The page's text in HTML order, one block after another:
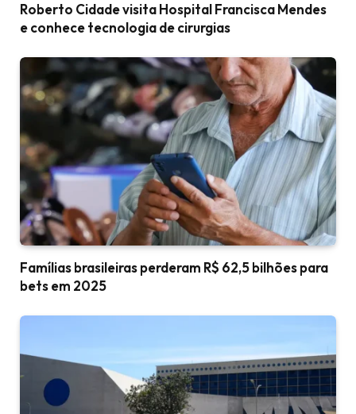
Roberto Cidade visita Hospital Francisca Mendes
e conhece tecnologia de cirurgias
Famílias brasileiras perderam R$ 62,5 bilhões para
bets em 2025